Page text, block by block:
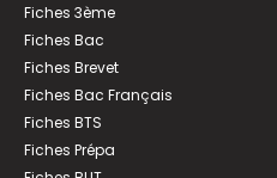
Fiches 3ème
Fiches Bac
Fiches Brevet
Fiches Bac Français
Fiches BTS
Fiches Prépa